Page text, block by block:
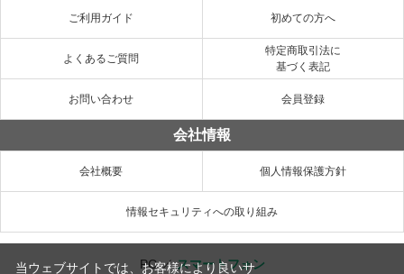
ご利用ガイド 初めての方へ
よくあるご質問
特定商取引法に
基づく表記
お問い合わせ 会員登録
会社情報
会社概要 個人情報保護方針
情報セキュリティへの取り組み
PC／スマートフォン
当ウェブサイトでは、お客様により良いサ